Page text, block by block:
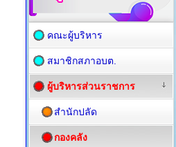
คณะผู้บริหาร
สมาชิกสภาอบต.
ผู้บริหารส่วนราชการ
สำนักปลัด
กองคลัง